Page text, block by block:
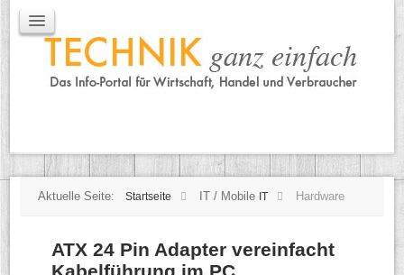
Mobile
IT
TK
Aktuelle Seite: Startseite IT / Mobile IT Hardware
ATX 24 Pin Adapter vereinfacht